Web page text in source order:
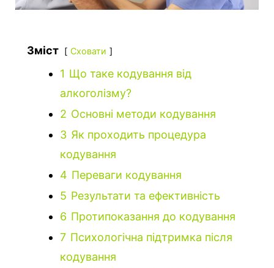
Зміст Сховати
1 Що таке кодування від
алкоголізму?
2 Основні методи кодування
3 Як проходить процедура
кодування
4 Переваги кодування
5 Результати та ефективність
6 Протипоказання до кодування
7 Психологічна підтримка після
кодування